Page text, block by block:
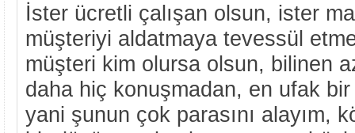
İster ücretli çalışan olsun, ister
müşteriyi aldatmaya tevessül
müşteri kim olursa olsun, bilinen
daha hiç konuşmadan, en ufak
yani şunun çok parasını alayım,